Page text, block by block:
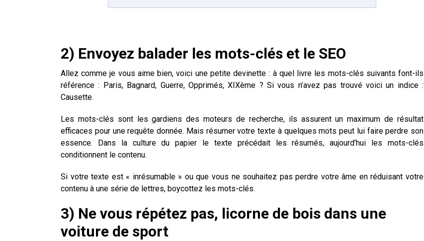
2) Envoyez balader les mots-clés et le SEO
Allez comme je vous aime bien, voici une petite devinette : à quel livre les mots-clés suivants font-ils
référence : Paris, Bagnard, Guerre, Opprimés, XIXème ? Si vous n’avez pas trouvé voici un indice :
Causette.
Les mots-clés sont les gardiens des moteurs de recherche, ils assurent un maximum de résultat
efficaces pour une requête donnée. Mais résumer votre texte à quelques mots peut lui faire perdre son
essence. Dans la culture du papier le texte précédait les résumés, aujourd’hui les mots-clés
conditionnent le contenu.
Si votre texte est « inrésumable » ou que vous ne souhaitez pas perdre votre âme en réduisant votre
contenu à une série de lettres, boycottez les mots-clés.
3) Ne vous répétez pas, licorne de bois dans une
voiture de sport